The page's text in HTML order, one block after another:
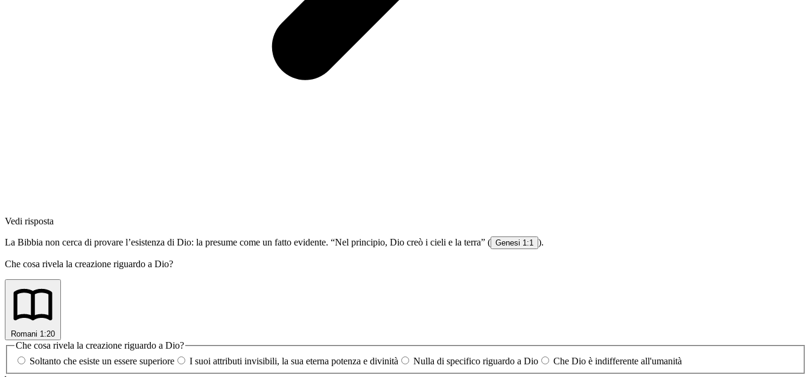
Vedi risposta
La Bibbia non cerca di provare l’esistenza di Dio: la presume come un fatto evidente. “Nel principio, Dio creò i cieli e la terra” ( Genesi 1:1 ).
Che cosa rivela la creazione riguardo a Dio?
Romani 1:20
Che cosa rivela la creazione riguardo a Dio?
Soltanto che esiste un essere superiore
I suoi attributi invisibili, la sua eterna potenza e divinità Nulla di specifico riguardo a Dio Che Dio è indifferente all'umanità